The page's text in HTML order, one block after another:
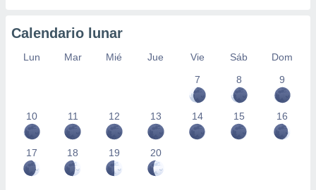
Calendario lunar
Lun Mar Mié Jue Vie Sáb
Dom
7
8 9
10 11 12 13 14 15 16
17 18 19 20